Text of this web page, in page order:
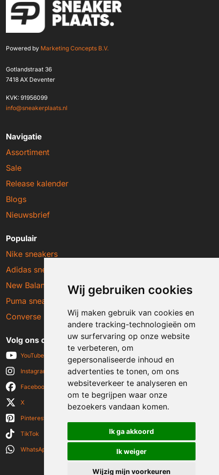
Wij gebruiken cookies
Wij maken gebruik van cookies en
andere tracking-technologieën om
uw surfervaring op onze website
te verbeteren, om
gepersonaliseerde inhoud en
advertenties te tonen, om ons
websiteverkeer te analyseren en
om te begrijpen waar onze
bezoekers vandaan komen.
Ik ga akkoord
Ik weiger
Wijzig mijn voorkeuren
Powered by Marketing Concepts B.V.
Gotlandstraat 36
7418 AX Deventer
KVK: 91956099
info@sneakerplaats.nl
Navigatie
Assortiment
Sale
Release kalender
Blogs
Nieuwsbrief
Populair
Nike sneakers
Adidas sneakers
New Balance sneakers
Puma sneakers
Converse sneakers
Volg ons op social media
YouTube
Instagram
Facebook
X
Pinterest
TikTok
WhatsApp